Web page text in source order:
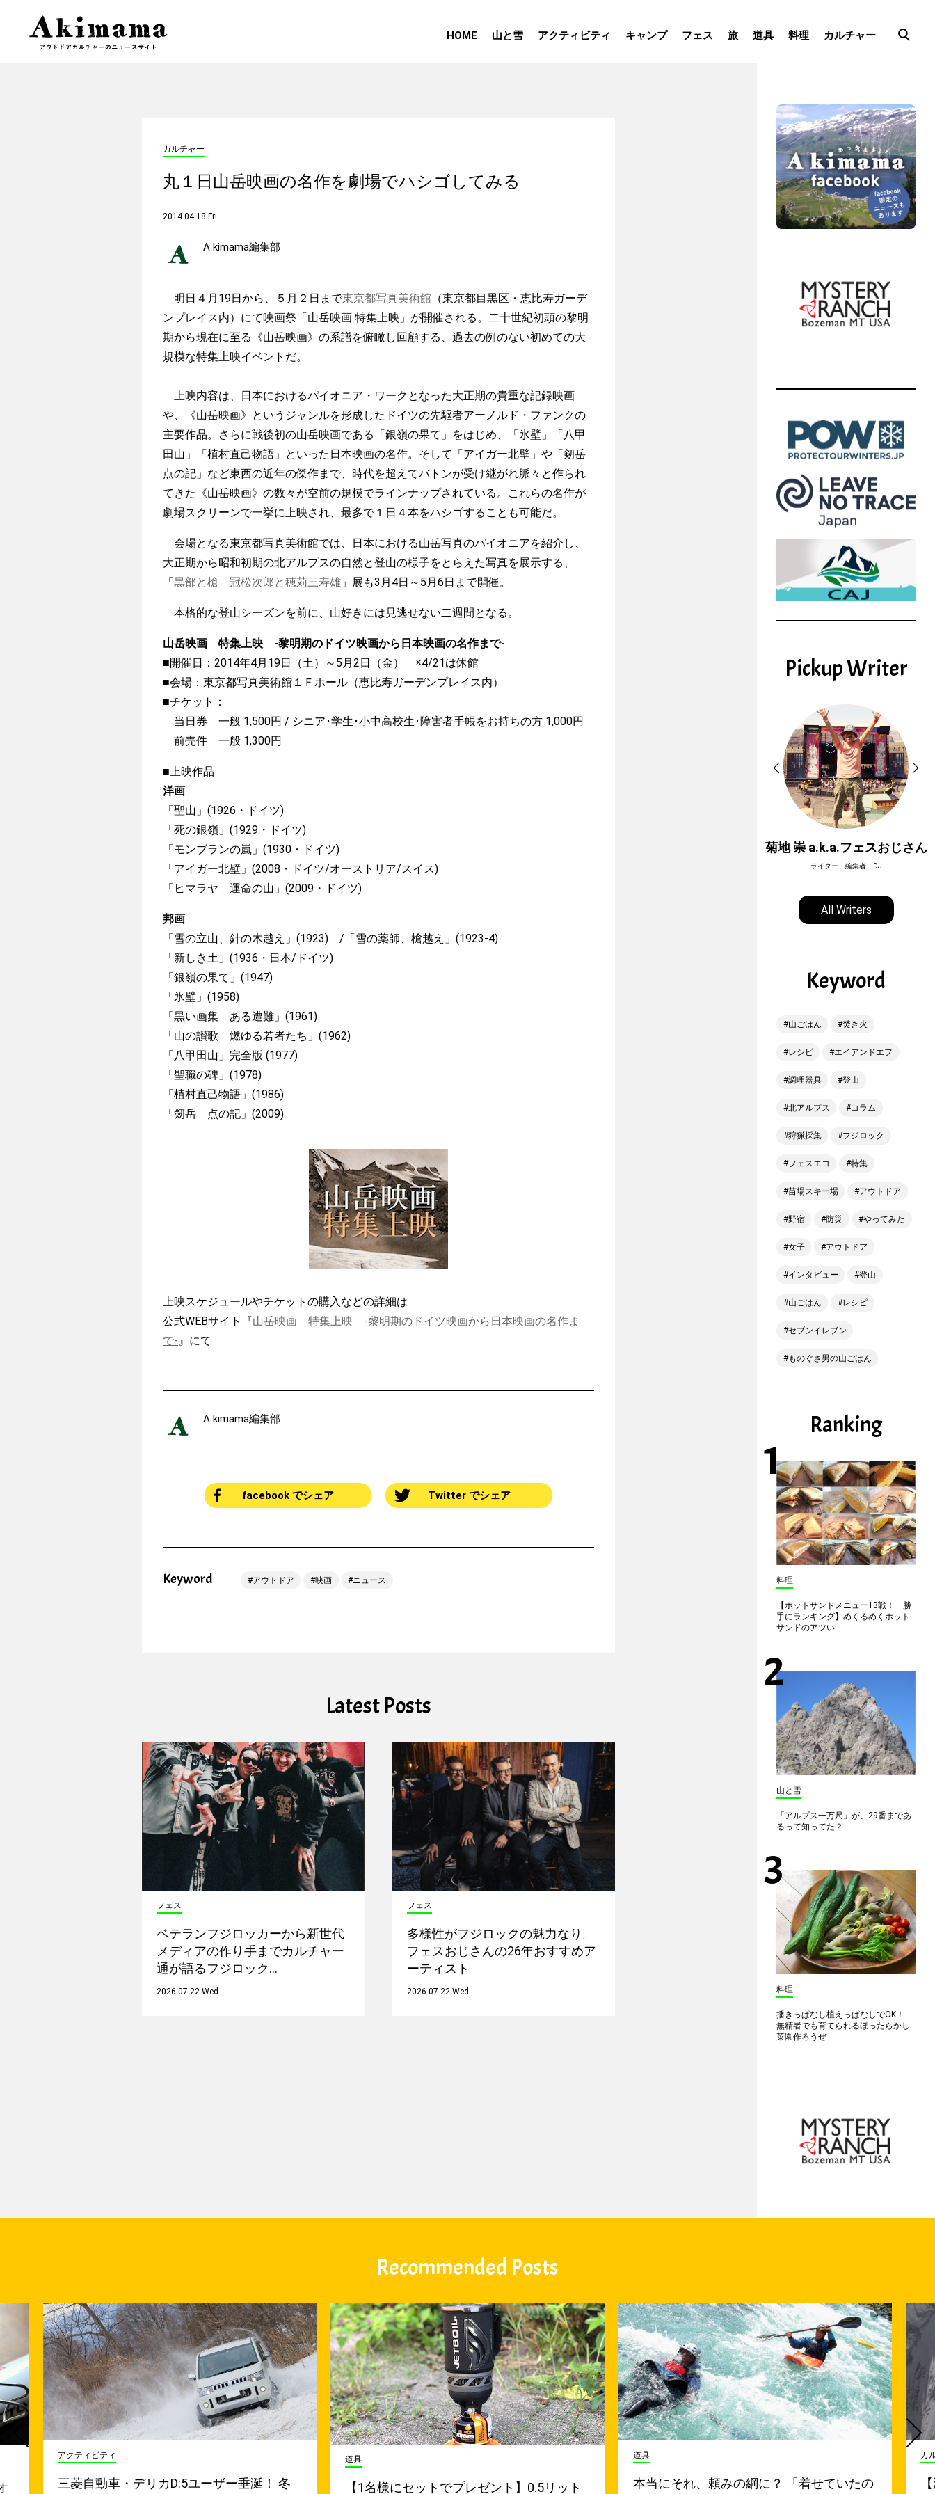
HOME 山と雪 アクティビティ キャンプ フェス 旅 道具 料理 カルチャー
カルチャー
丸１日山岳映画の名作を劇場でハシゴしてみる
2014.04.18 Fri
A kimama編集部
明日４月19日から、５月２日まで東京都写真美術館 （東京都目黒区・恵比寿ガーデ
ンプレイス内）にて映画祭「山岳映画 特集上映」が開催される。二十世紀初頭の黎明
期から現在に至る《山岳映画》の系譜を俯瞰し回顧する、過去の例のない初めての大
規模な特集上映イベントだ。
上映内容は、日本におけるパイオニア・ワークとなった大正期の貴重な記録映画
や、《山岳映画》というジャンルを形成したドイツの先駆者アーノルド・ファンクの
主要作品。さらに戦後初の山岳映画である「銀嶺の果て」をはじめ、「氷壁」「八甲
田山」「植村直己物語」といった日本映画の名作。そして「アイガー北壁」や「剱岳
点の記」など東西の近年の傑作まで、時代を超えてバトンが受け継がれ脈々と作られ
てきた《山岳映画》の数々が空前の規模でラインナップされている。これらの名作が
劇場スクリーンで一挙に上映され、最多で１日４本をハシゴすることも可能だ。
会場となる東京都写真美術館では、日本における山岳写真のパイオニアを紹介し、
大正期から昭和初期の北アルプスの自然と登山の様子をとらえた写真を展示する、
「黒部と槍 冠松次郎と穂苅三寿雄 」展も3月4日～5月6日まで開催。
本格的な登山シーズンを前に、山好きには見逃せない二週間となる。
山岳映画 特集上映 -黎明期のドイツ映画から日本映画の名作まで-
■開催日：2014年4月19日（土）～5月2日（金） ※4/21は休館
■会場：東京都写真美術館１Ｆホール（恵比寿ガーデンプレイス内）
■チケット：
当日券 一般 1,500円 / シニア･学生･小中高校生･障害者手帳をお持ちの方 1,000円
前売件 一般 1,300円
■上映作品
洋画
「聖山」(1926・ドイツ)
「死の銀嶺」(1929・ドイツ)
「モンブランの嵐」(1930・ドイツ)
「アイガー北壁」(2008・ドイツ/オーストリア/スイス)
「ヒマラヤ 運命の山」(2009・ドイツ)
邦画
「雪の立山、針の木越え」(1923) /「雪の薬師、槍越え」(1923-4)
「新しき土」(1936・日本/ドイツ)
「銀嶺の果て」(1947)
「氷壁」(1958)
「黒い画集 ある遭難」(1961)
「山の讃歌 燃ゆる若者たち」(1962)
「八甲田山」完全版 (1977)
「聖職の碑」(1978)
「植村直己物語」(1986)
「剱岳 点の記」(2009)
上映スケジュールやチケットの購入などの詳細は
公式WEBサイト『山岳映画 特集上映 -黎明期のドイツ映画から日本映画の名作ま
で-』にて
A kimama編集部
facebook でシェア Twitter でシェア
Keyword アウトドア 映画 ニュース
Latest Posts
フェス
ベテランフジロッカーから新世代
メディアの作り手までカルチャー
通が語るフジロック…
2026.07.22 Wed
フェス
多様性がフジロックの魅力なり。
フェスおじさんの26年おすすめア
ーティスト
2026.07.22 Wed
Pickup Writer
菊地 崇 a.k.a.フェスおじさん
ライター、編集者、DJ
All Writers
Keyword
山ごはん 焚き火
レシピ エイアンドエフ
調理器具 登山
北アルプス コラム
狩猟採集 フジロック
フェスエコ 特集
苗場スキー場 アウトドア
野宿 防災 やってみた
女子 アウトドア
インタビュー 登山
山ごはん レシピ
セブンイレブン
ものぐさ男の山ごはん
Ranking
料理
【ホットサンドメニュー13戦！ 勝
手にランキング】めくるめくホット
サンドのアツい...
山と雪
「アルプス一万尺」が、29番まであ
るって知ってた？
料理
播きっぱなし植えっぱなしでOK！
無精者でも育てられるほったらかし
菜園作ろうぜ
Recommended Posts
アクティビティ
三菱自動車・デリカD:5ユーザー垂涎！ 冬
道具
【1名様にセットでプレゼント】0.5リット
道具
本当にそれ、頼みの綱に？ 「着せていたの
カ